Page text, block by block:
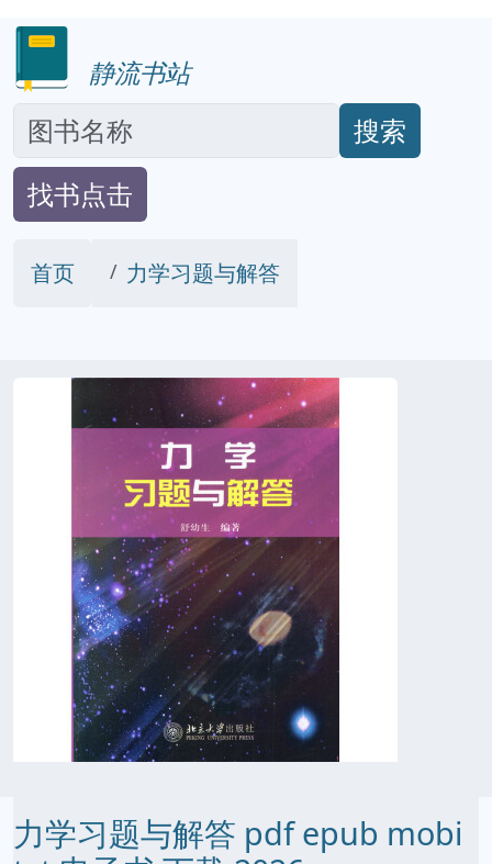
静流书站
搜索
找书点击
首页 力学习题与解答
力学习题与解答 pdf epub mobi